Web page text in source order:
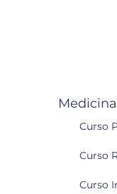
Medicina
Curso
Curso
Curso